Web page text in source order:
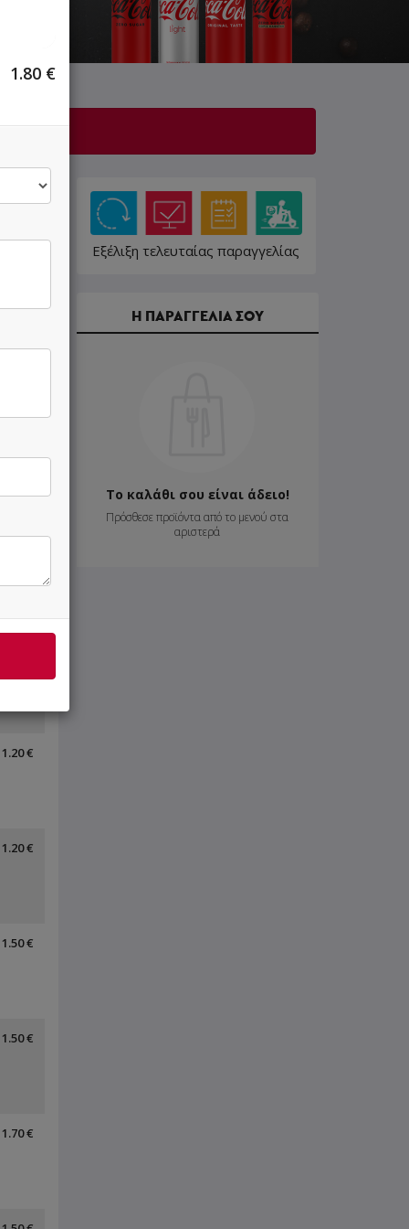
1.20 €
1.20 €
1.50 €
1.50 €
1.70 €
Εξέλιξη τελευταίας παραγγελίας
Η ΠΑΡΑΓΓΕΛΙΑ ΣΟΥ
Το καλάθι σου είναι άδειο!
Πρόσθεσε προϊόντα από το μενού στα
αριστερά
1.80 €